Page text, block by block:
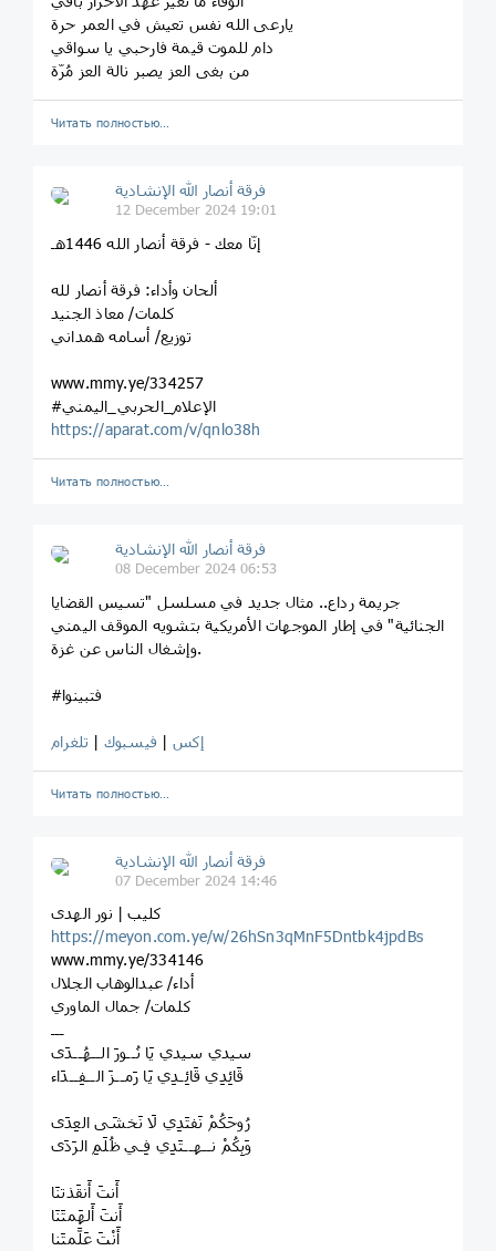
يارعى الله نفس تعيش في العمر حرة
دام للموت قيمة فارحبي يا سواقي
من بغى العز يصبر نالة العز مُرّة
Читать полностью…
فرقة أنصار الله الإنشادية
12 December 2024 19:01
إنّا معك - فرقة أنصار الله 1446هـ
ألحان وأداء: فرقة أنصار لله
كلمات/ معاذ الجنيد
توزيع/ أسامه همداني
www.mmy.ye/334257
#الإعلام_الحربي_اليمني
https://aparat.com/v/qnlo38h
Читать полностью…
فرقة أنصار الله الإنشادية
08 December 2024 06:53
جريمة رداع.. مثال جديد في مسلسل "تسيس القضايا
الجنائية" في إطار الموجهات الأمريكية بتشويه الموقف اليمني
وإشغال الناس عن غزة.
#فتبينوا
إكس | فيسبوك | تلغرام
Читать полностью…
فرقة أنصار الله الإنشادية
07 December 2024 14:46
كليب | نور الهدى
https://meyon.com.ye/w/26hSn3qMnF5Dntbk4jpdBs
www.mmy.ye/334146
أداء/ عبدالوهاب الجلال
كلمات/ جمال الماوري
ـــ
سيدي سيدي يَا نُــورَ الــهُــدَى
قَائِدِي قَائِـدِي يَا رَمــزَ الــفِــدَاء
رُوحَكُمْ نَفتَدِي لَا نَخشَى العِدَى
وَبِكُمْ نــهــتَدِي فِـي ظُلَمِ الرَدَى
أَنتَ أَنقَذتنَا
أَنتَ أَلهَمتَنَا
أَنْتَ عَلَّمتَنا